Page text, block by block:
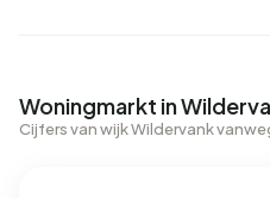
Woningmarkt in
Cijfers van wijk Wildervank